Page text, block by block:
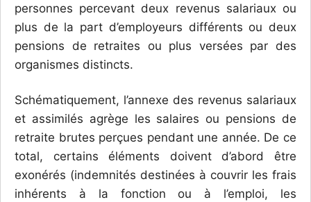
personnes percevant deux revenus salariaux ou
plus de la part d’employeurs différents ou deux
pensions de retraites ou plus versées par des
organismes distincts.
Schématiquement, l’annexe des revenus salariaux
et assimilés agrège les salaires ou pensions de
retraite brutes perçues pendant une année. De ce
total, certains éléments doivent d’abord être
exonérés (indemnités destinées à couvrir les frais
inhérents à la fonction ou à l’emploi, les